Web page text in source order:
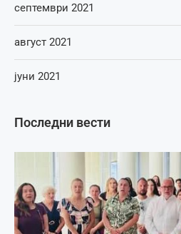
Последни вести
септември 2021
август 2021
јуни 2021